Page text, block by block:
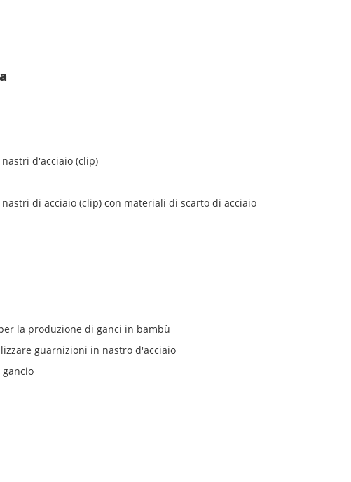
d'acciaio (clip)
di acciaio (clip) con materiali di scarto di acciaio
la produzione di ganci in bambù
guarnizioni in nastro d'acciaio